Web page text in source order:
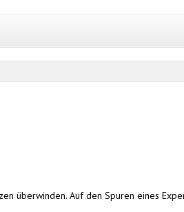
überwinden. Auf den Spuren eines